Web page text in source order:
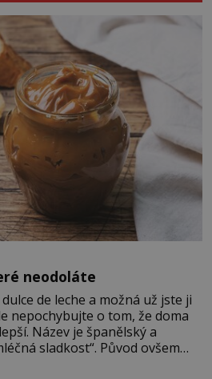
adresu „jeho kamaráda“.
ho dopraví zpět do
bytu. Oním „kamarádem“
jeden z nejslavnějších
Jeffrey Dahmer (1960–1994).
27. května 1991. […]
neodoláte
de leche a možná už jste ji
nepochybujte o tom, že doma
Název je španělský a
sladkost“. Původ ovšem